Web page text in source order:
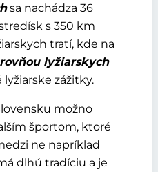
sa nachádza 36
s 350 km
tratí, kde na
lyžiarskych
zážitky.
možno
športom, ktoré
ne napríklad
dlhú tradíciu a je